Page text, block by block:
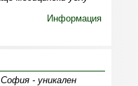
Информация
- уникален